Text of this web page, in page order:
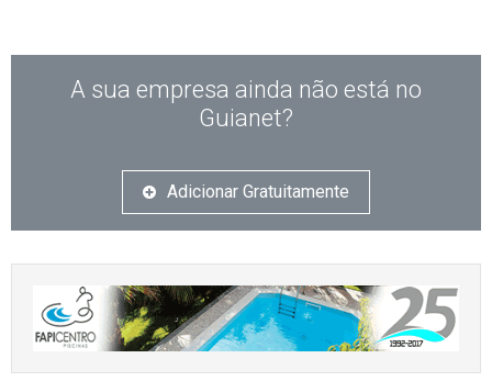
A sua empresa ainda não está no
Guianet?
Adicionar Gratuitamente